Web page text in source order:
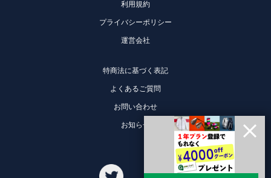
利用規約
プライバシーポリシー
運営会社
特商法に基づく表記
よくあるご質問
お問い合わせ
お知らせ